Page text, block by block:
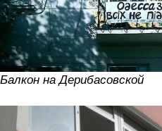
Балкон на Дерибасовской